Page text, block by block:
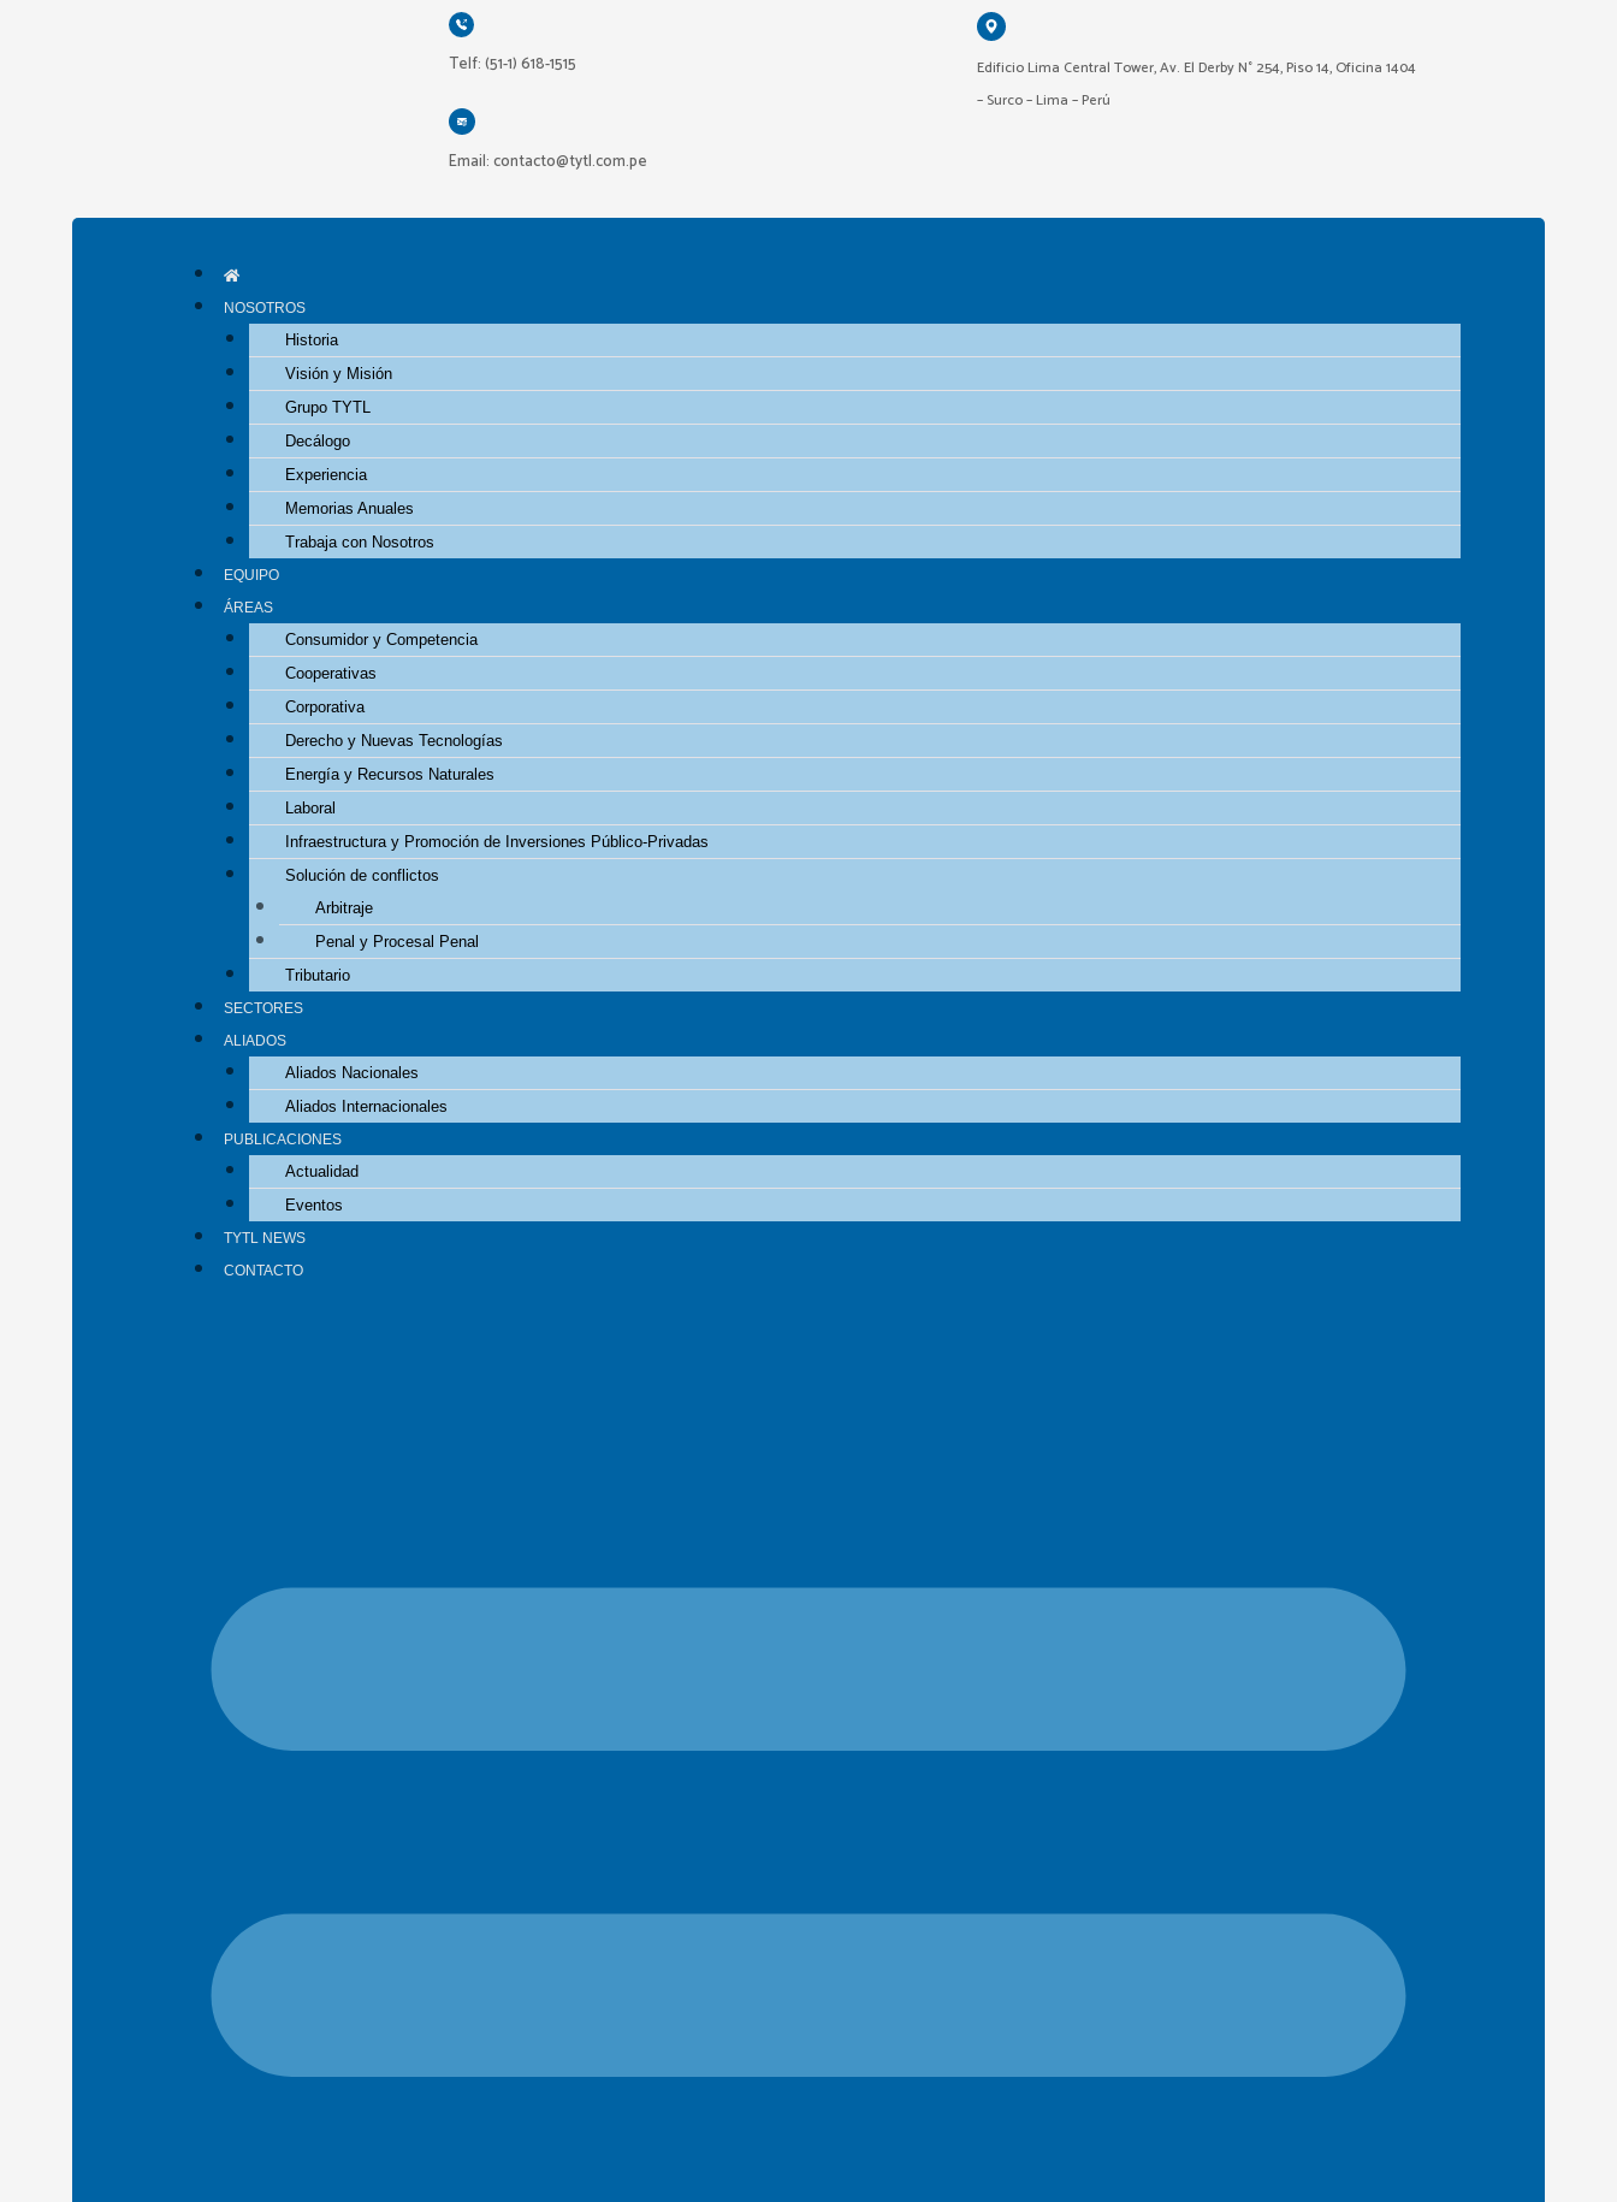
Telf: (51-1) 618-1515
Email: contacto@tytl.com.pe
Edificio Lima Central Tower, Av. El Derby N° 254, Piso 14, Oficina 1404
– Surco – Lima – Perú
NOSOTROS
Historia
Visión y Misión
Grupo TYTL
Decálogo
Experiencia
Memorias Anuales
Trabaja con Nosotros
EQUIPO
ÁREAS
Consumidor y Competencia
Cooperativas
Corporativa
Derecho y Nuevas Tecnologías
Energía y Recursos Naturales
Laboral
Infraestructura y Promoción de Inversiones Público-Privadas
Solución de conflictos
Arbitraje
Penal y Procesal Penal
Tributario
SECTORES
ALIADOS
Aliados Nacionales
Aliados Internacionales
PUBLICACIONES
Actualidad
Eventos
TYTL NEWS
CONTACTO